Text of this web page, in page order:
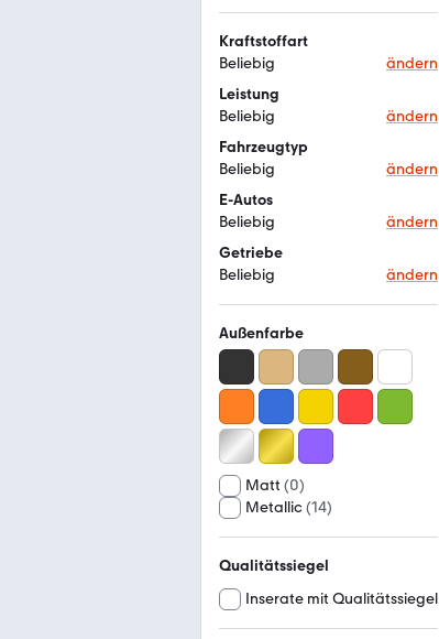
Kraftstoffart
Beliebig
ändern
Leistung
Beliebig
ändern
Fahrzeugtyp
Beliebig
ändern
E-Autos
Beliebig
ändern
Getriebe
Beliebig
ändern
Außenfarbe
Matt (0)
Metallic(14)
Qualitätssiegel
Inserate mit Qualitätssiegel